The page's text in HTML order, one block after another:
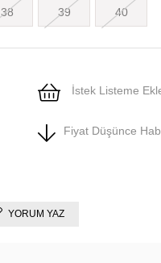
38 39 40
İstek Listeme
Fiyat Düşünce
YORUM YAZ